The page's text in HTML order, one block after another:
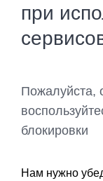
при
Пожалуйста,
блокировки
Нам нужно